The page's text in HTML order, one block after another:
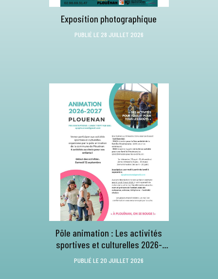
Exposition photographique
PUBLIÉ LE 28 JUILLET 2026
Pôle animation : Les activités
sportives et culturelles 2026-
2027
PUBLIÉ LE 20 JUILLET 2026